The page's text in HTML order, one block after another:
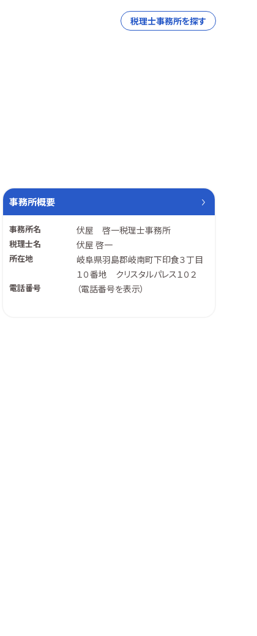
税理士事務所を探す
事務所概要
事務所名 伏屋 啓一税理士事務所
税理士名 伏屋 啓一
所在地
岐阜県羽島郡岐南町下印食３丁目
１０番地 クリスタルパレス１０２
電話番号 （電話番号を表示）